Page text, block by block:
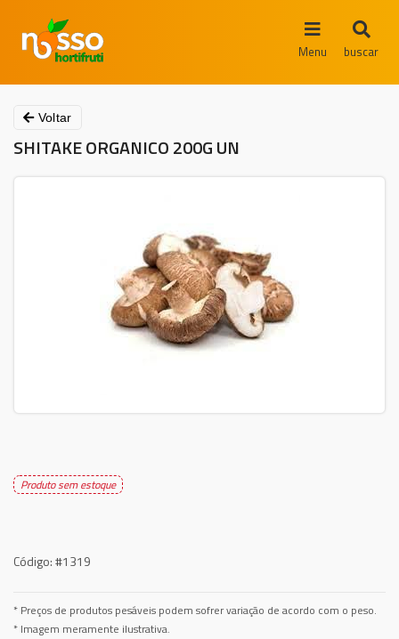
Menu buscar
Voltar
SHITAKE ORGANICO 200G UN
Produto sem estoque
Código:#1319
* Preços de produtos pesáveis podem sofrer variação de acordo com o peso.
* Imagem meramente ilustrativa.